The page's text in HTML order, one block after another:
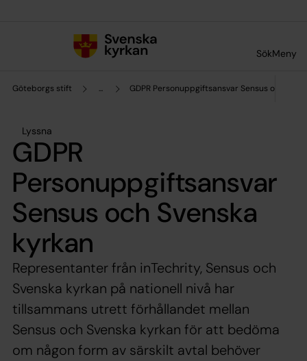
SökMeny
Göteborgs stift ... GDPR Personuppgiftsansvar Sensus och
Lyssna
GDPR
Personuppgiftsansvar
Sensus och Svenska
kyrkan
Representanter från inTechrity, Sensus och
Svenska kyrkan på nationell nivå har
tillsammans utrett förhållandet mellan
Sensus och Svenska kyrkan för att bedöma
om någon form av särskilt avtal behöver